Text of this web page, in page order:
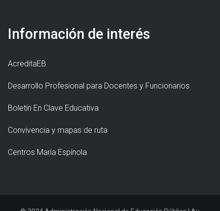
Información de interés
AcreditaEB
Desarrollo Profesional para Docentes y Funcionarios
Boletín En Clave Educativa
Convivencia y mapas de ruta
Centros María Espínola